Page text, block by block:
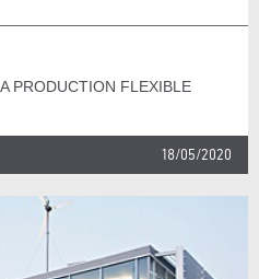
PRODUCTION FLEXIBLE
18/05/2020